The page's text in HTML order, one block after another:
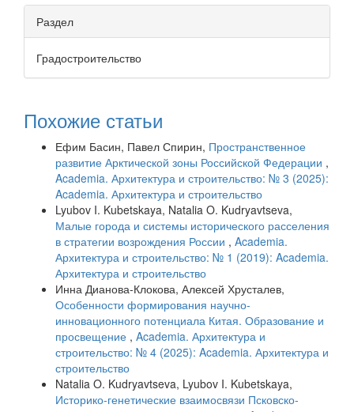
Раздел
Градостроительство
Похожие статьи
Ефим Басин, Павел Спирин, Пространственное
развитие Арктической зоны Российской Федерации ,
Academia. Архитектура и строительство: № 3 (2025):
Academia. Архитектура и строительство
Lyubov I. Kubetskaya, Natalia O. Kudryavtseva,
Малые города и системы исторического расселения
в стратегии возрождения России , Academia.
Архитектура и строительство: № 1 (2019): Academia.
Архитектура и строительство
Инна Дианова-Клокова, Алексей Хрусталев,
Особенности формирования научно-
инновационного потенциала Китая. Образование и
просвещение , Academia. Архитектура и
строительство: № 4 (2025): Academia. Архитектура и
строительство
Natalia O. Kudryavtseva, Lyubov I. Kubetskaya,
Историко-генетические взаимосвязи Псковско-